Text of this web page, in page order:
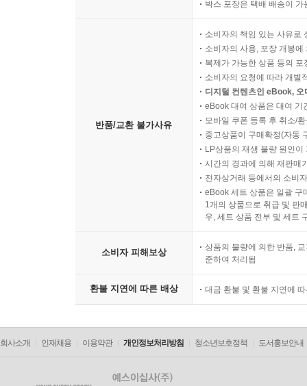
박스 포장은 택배 배송이
반품/교환 불가사유
소비자의 책임 있는 사유로
소비자의 사용, 포장 개봉
복제가 가능한 상품 등의
소비자의 요청에 따라 개별
디지털 컨텐츠인 eBook,
eBook 대여 상품은 대여 기
모바일 쿠폰 등록 후 취소/
중고상품이 구매확정(자동
LP상품의 재생 불량 원인
시간의 경과에 의해 재판매
전자상거래 등에서의 소비
eBook 세트 상품은 일괄 구
1개의 상품으로 취급 및 판
우, 세트 상품 전부 및 세트
소비자 피해보상
상품의 불량에 의한 반품,
준하여 처리됨
환불 지연에 따른 배상 대금 환불 및 환불 지연에
회사소개 인재채용 이용약관 개인정보처리방침 청소년보호정책 도서홍보안내